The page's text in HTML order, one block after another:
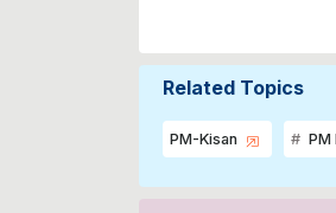
Related Topics
PM-Kisan PM